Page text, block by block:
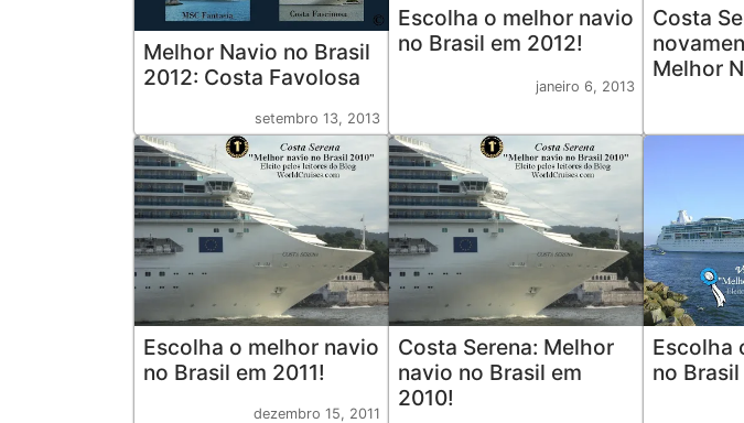
Melhor Navio no Brasil
2012: Costa Favolosa
setembro 13, 2013
Escolha o melhor navio
no Brasil em 2012!
janeiro 6, 2013
Costa
Melhor
Escolha o melhor navio
no Brasil em 2011!
dezembro 15, 2011
Costa Serena: Melhor
navio no Brasil em
2010!
Escolha
no